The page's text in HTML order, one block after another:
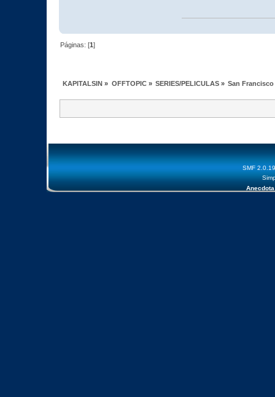
Páginas: [1]
KAPITALSIN » OFFTOPIC» SERIES/PELICULAS» San Francisco
SMF 2.0.19
Anecdota